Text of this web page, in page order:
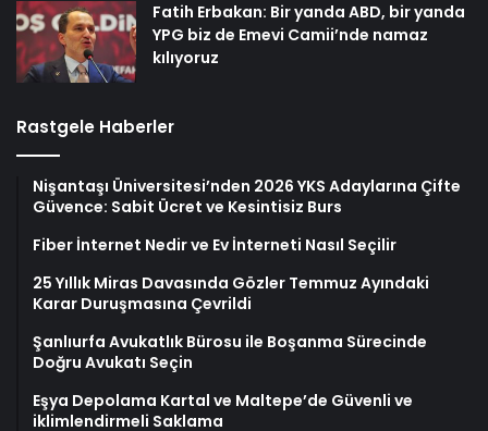
Fatih Erbakan: Bir yanda ABD, bir yanda
YPG biz de Emevi Camii’nde namaz
kılıyoruz
Rastgele Haberler
Nişantaşı Üniversitesi’nden 2026 YKS Adaylarına Çifte
Güvence: Sabit Ücret ve Kesintisiz Burs
Fiber İnternet Nedir ve Ev İnterneti Nasıl Seçilir
25 Yıllık Miras Davasında Gözler Temmuz Ayındaki
Karar Duruşmasına Çevrildi
Şanlıurfa Avukatlık Bürosu ile Boşanma Sürecinde
Doğru Avukatı Seçin
Eşya Depolama Kartal ve Maltepe’de Güvenli ve
iklimlendirmeli Saklama